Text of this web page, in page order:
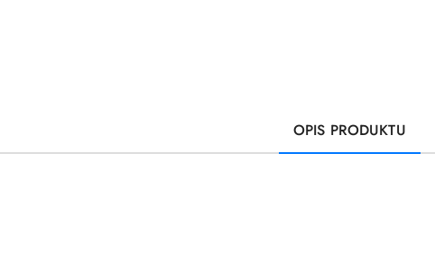
OPIS PRODUKTU